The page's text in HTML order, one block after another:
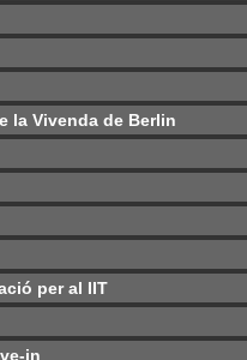
la Vivenda de Berlin
per al IIT
in